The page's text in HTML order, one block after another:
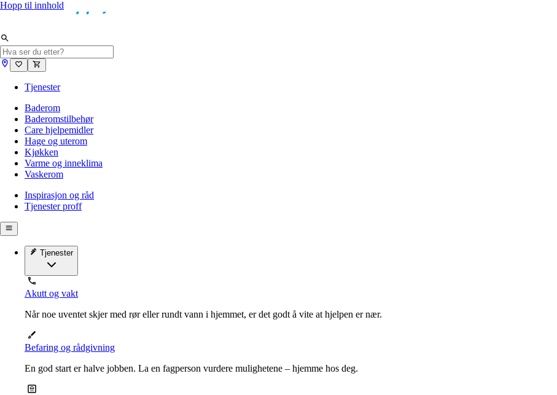
Hopp til innhold
Tjenester
Baderom
Baderomstilbehør
Care hjelpemidler
Hage og uterom
Kjøkken
Varme og inneklima
Vaskerom
Inspirasjon og råd
Tjenester proff
Tjenester
Akutt og vakt
Når noe uventet skjer med rør eller rundt vann i hjemmet, er det godt å vite at hjelpen er nær.
Befaring og rådgivning
En god start er halve jobben. La en fagperson vurdere mulighetene – hjemme hos deg.